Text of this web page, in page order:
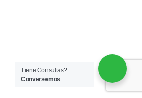
Tiene Consultas?
Conversemos